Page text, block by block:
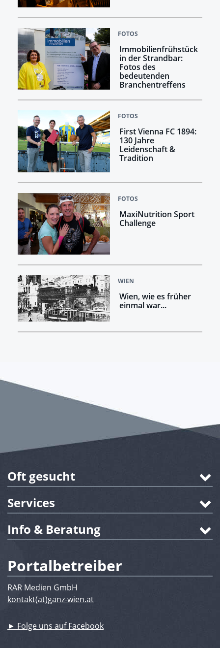
FOTOS
Immobilienfrühstück
in der Strandbar:
Fotos des
bedeutenden
Branchentreffens
FOTOS
First Vienna FC 1894:
130 Jahre
Leidenschaft &
Tradition
FOTOS
MaxiNutrition Sport
Challenge
WIEN
Wien, wie es früher
einmal war...
Oft gesucht
Services
Info & Beratung
Portalbetreiber
RAR Medien GmbH
kontakt(at)ganz-wien.at
► Folge uns auf Facebook